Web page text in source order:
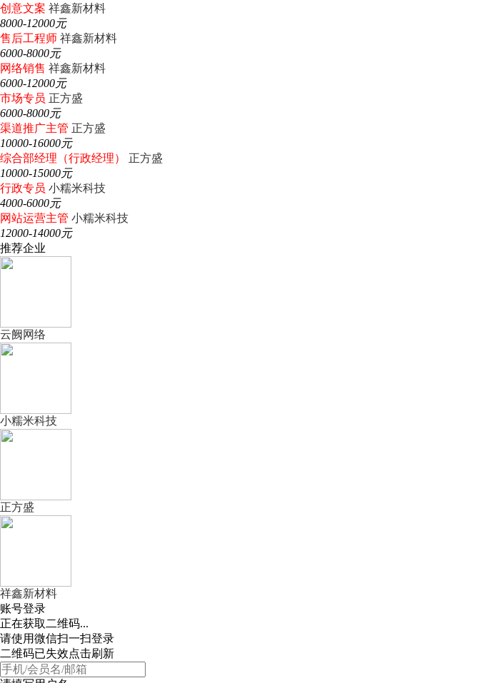
创意文案 祥鑫新材料
8000-12000元
售后工程师 祥鑫新材料
6000-8000元
网络销售 祥鑫新材料
6000-12000元
市场专员 正方盛
6000-8000元
渠道推广主管 正方盛
10000-16000元
综合部经理（行政经理）
正方盛
10000-15000元
行政专员 小糯米科技
4000-6000元
网站运营主管 小糯米科技
12000-14000元
推荐企业
云阙网络
小糯米科技
正方盛
祥鑫新材料
账号登录
正在获取二维码...
请使用微信扫一扫登录
二维码已失效点击刷新